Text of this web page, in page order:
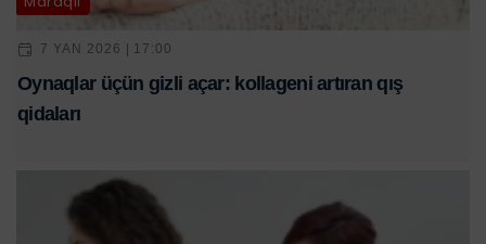
7 YAN 2026 | 17:00
Oynaqlar üçün gizli açar: kollageni artıran qış
qidaları